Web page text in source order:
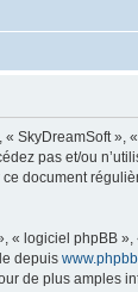
SkyDreamSoft
pas et/ou
document
logiciel phpBB
depuis
de plus amples